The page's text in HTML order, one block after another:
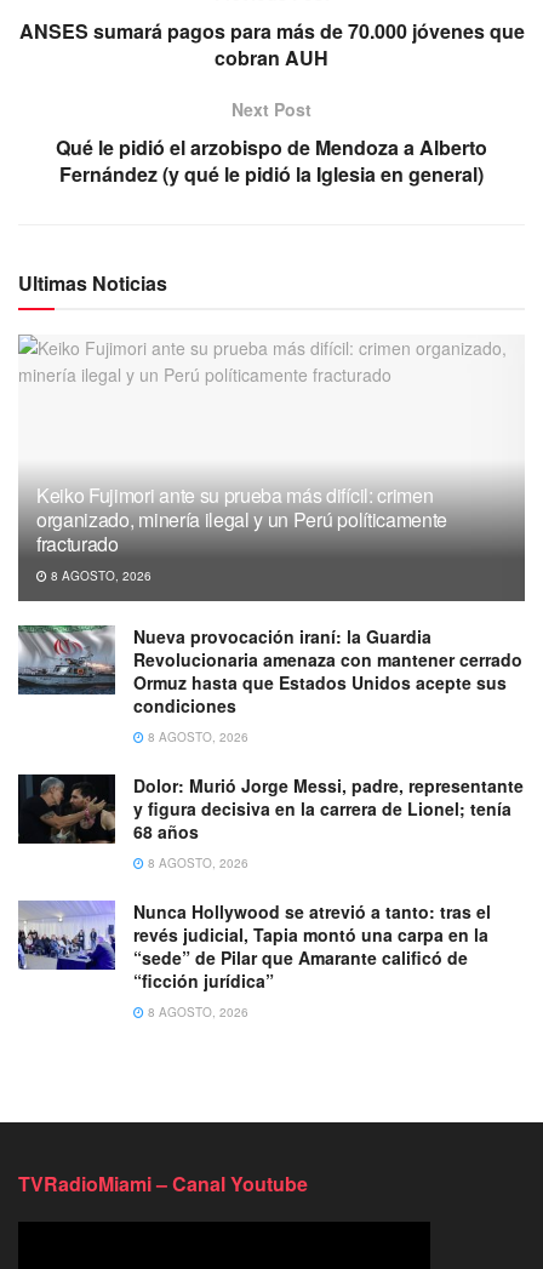
ANSES sumará pagos para más de 70.000 jóvenes que
cobran AUH
Next Post
Qué le pidió el arzobispo de Mendoza a Alberto
Fernández (y qué le pidió la Iglesia en general)
Ultimas Noticias
Keiko Fujimori ante su prueba más difícil: crimen
organizado, minería ilegal y un Perú políticamente
fracturado
8 AGOSTO, 2026
Nueva provocación iraní: la Guardia
Revolucionaria amenaza con mantener cerrado
Ormuz hasta que Estados Unidos acepte sus
condiciones
8 AGOSTO, 2026
Dolor: Murió Jorge Messi, padre, representante
y figura decisiva en la carrera de Lionel; tenía
68 años
8 AGOSTO, 2026
Nunca Hollywood se atrevió a tanto: tras el
revés judicial, Tapia montó una carpa en la
“sede” de Pilar que Amarante calificó de
“ficción jurídica”
8 AGOSTO, 2026
TVRadioMiami – Canal Youtube